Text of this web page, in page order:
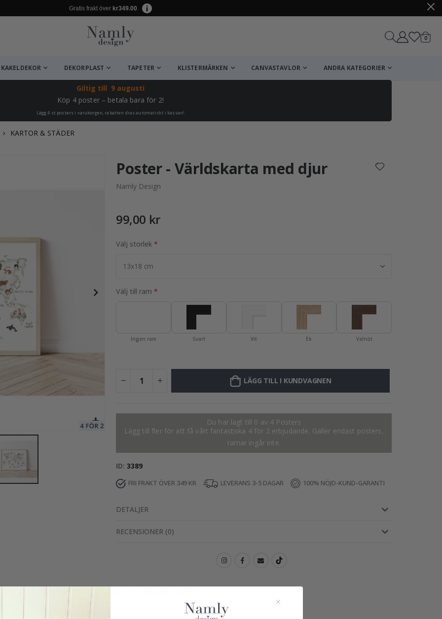
Gratis frakt över kr349.00.
0
KAKELDEKOR DEKORPLAST TAPETER KLISTERMÄRKEN CANVASTAVLOR ANDRA KATEGORIER
Giltig till 9 augusti
Köp 4 poster – betala bara för 2!
Lägg 4 st posters i varukorgen, rabatten dras automatiskt i kassan!
KARTOR & STÄDER
95,00 Kr
Poster - Världskarta med djur
Namly Design
99,00 kr
Välj storlek
Välj till ram
Ingen ram Svart Vit Ek Valnöt
LÄGG TILL I KUNDVAGNEN
Du har lagt till 0 av 4 Posters
Lägg till fler för att få vårt fantastiska 4 för 2 erbjudande. Gäller endast posters,
ramar ingår inte.
ID 3389
FRI FRAKT ÖVER 349 KR LEVERANS 3-5 DAGAR 100% NÖJD-KUND-GARANTI
DETALJER
RECENSIONER (0)
Verklig inspiration från våra glada kunder!
Tagga ditt med #namly_design